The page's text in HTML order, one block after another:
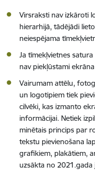
Virsraksti nav izkāroti
hierarhijā, tādējādi
neiespējama
Ja tīmekļvietnes
nav piekļūstami
Vairumam attēlu,
un logotipiem tiek
cilvēki, kas izmanto
informācijai. Netiek
minētais princips par
tekstu pievienošana
grafikiem, plakātiem,
uzsākta no 2021.gada